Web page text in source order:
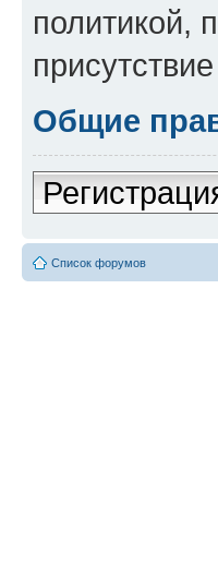
политикой,
Общие
Список форумов